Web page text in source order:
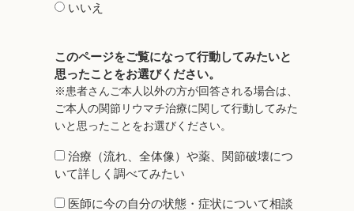
いいえ
このページをご覧になって行動してみたいと
思ったことをお選びください。
※患者さんご本人以外の方が回答される場合は、
ご本人の関節リウマチ治療に関して行動してみた
いと思ったことをお選びください。
治療（流れ、全体像）や薬、関節破壊につ
いて詳しく調べてみたい
医師に今の自分の状態・症状について相談